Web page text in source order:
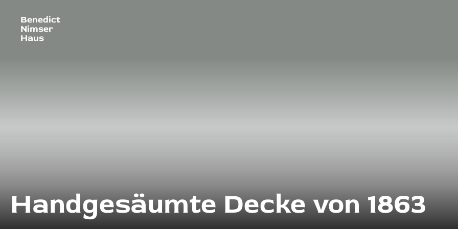
Benedict
Nimser
Haus
Handgesäumte Decke von 1863